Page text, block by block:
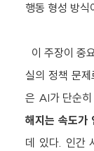
행동 형성 방식
이 주장이 중
실의 정책 문
은 AI가 단순
해지는 속도가
데 있다. 인간